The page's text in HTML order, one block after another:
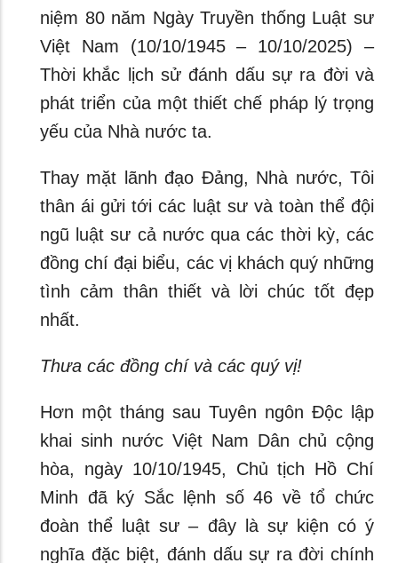
niệm 80 năm Ngày Truyền thống Luật sư
Việt Nam (10/10/1945 – 10/10/2025) –
Thời khắc lịch sử đánh dấu sự ra đời và
phát triển của một thiết chế pháp lý trọng
yếu của Nhà nước ta.
Thay mặt lãnh đạo Đảng, Nhà nước, Tôi
thân ái gửi tới các luật sư và toàn thể đội
ngũ luật sư cả nước qua các thời kỳ, các
đồng chí đại biểu, các vị khách quý những
tình cảm thân thiết và lời chúc tốt đẹp
nhất.
Thưa các đồng chí và các quý vị!
Hơn một tháng sau Tuyên ngôn Độc lập
khai sinh nước Việt Nam Dân chủ cộng
hòa, ngày 10/10/1945, Chủ tịch Hồ Chí
Minh đã ký Sắc lệnh số 46 về tổ chức
đoàn thể luật sư – đây là sự kiện có ý
nghĩa đặc biệt, đánh dấu sự ra đời chính